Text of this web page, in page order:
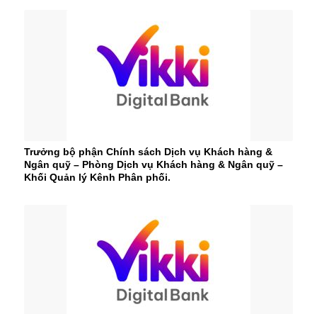
Trưởng bộ phận Chính sách Dịch vụ Khách hàng &
Ngân quỹ – Phòng Dịch vụ Khách hàng & Ngân quỹ –
Khối Quản lý Kênh Phân phối.